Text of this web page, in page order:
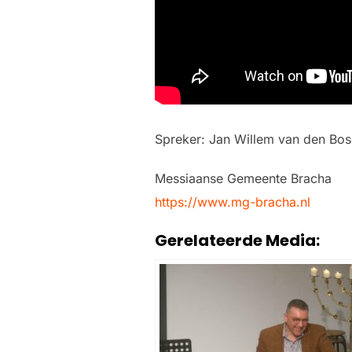
Spreker: Jan Willem van den
Messiaanse Gemeente Bracha
https://www.mg-bracha.nl
Gerelateerde Media: